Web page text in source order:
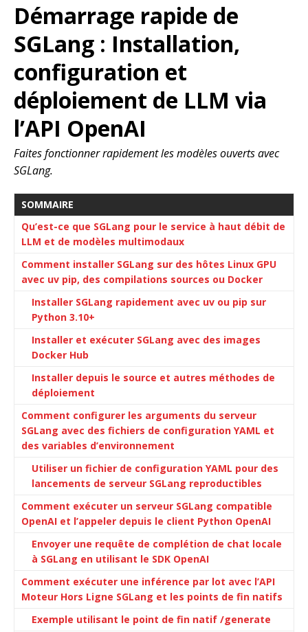
Démarrage rapide de
SGLang : Installation,
configuration et
déploiement de LLM via
l’API OpenAI
Faites fonctionner rapidement les modèles ouverts avec
SGLang.
SOMMAIRE
Qu’est-ce que SGLang pour le service à haut débit de
LLM et de modèles multimodaux
Comment installer SGLang sur des hôtes Linux GPU
avec uv pip, des compilations sources ou Docker
Installer SGLang rapidement avec uv ou pip sur
Python 3.10+
Installer et exécuter SGLang avec des images
Docker Hub
Installer depuis le source et autres méthodes de
déploiement
Comment configurer les arguments du serveur
SGLang avec des fichiers de configuration YAML et
des variables d’environnement
Utiliser un fichier de configuration YAML pour des
lancements de serveur SGLang reproductibles
Comment exécuter un serveur SGLang compatible
OpenAI et l’appeler depuis le client Python OpenAI
Envoyer une requête de complétion de chat locale
à SGLang en utilisant le SDK OpenAI
Comment exécuter une inférence par lot avec l’API
Moteur Hors Ligne SGLang et les points de fin natifs
Exemple utilisant le point de fin natif /generate